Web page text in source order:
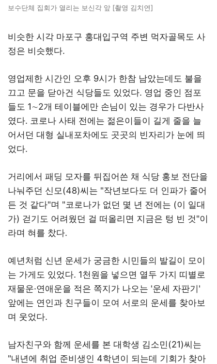
보수단체 집회가 열리는 보신각 앞 [촬영 김치연]
비슷한 시각 마포구 홍대입구역 주변 먹자골목도 사
정은 비슷했다.
영업제한 시간인 오후 9시가 한참 남았는데도 불을
끄고 문을 닫아건 식당들도 있었다. 영업 중인 점포
들도 1∼2개 테이블에만 손님이 있는 경우가 다반사
였다. 코로나 사태 전에는 젊은이들이 길게 줄을 늘
어서던 대형 실내포차에도 곳곳의 빈자리가 눈에 띄
었다.
거리에서 패딩 모자를 뒤집어쓴 채 식당 홍보 전단을
나눠주던 신모(48)씨는 "작년보다도 더 인파가 줄어
든 것 같다"며 "코로나가 없던 몇 년 전에는 (이 일대
가) 걷기도 어려웠던 걸 떠올리면 지금은 텅 빈 것"이
라며 혀를 찼다.
예년처럼 신년 운세가 궁금한 시민들의 발길이 모이
는 가게도 있었다. 1천원을 넣으면 열두 가지 띠별로
재물운·연애운을 적은 쪽지가 나오는 '운세 자판기'
앞에는 연인과 친구들이 모여 서로의 운세를 찾아보
며 웃었다.
남자친구와 함께 운세를 본 대학생 김소민(21)씨는
"내년에 취업 준비생인 4학년이 되는데 기회가 찾아